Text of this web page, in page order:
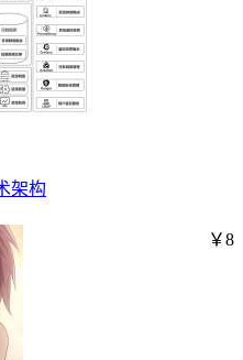
架构
￥8